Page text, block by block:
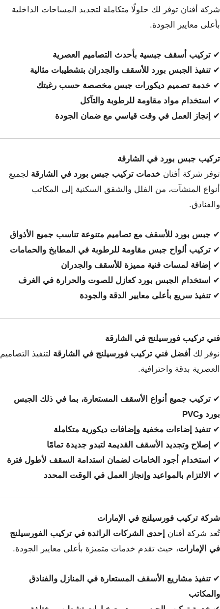
شركة أفنان توفر لك حلولًا متكاملة لتجديد المساحات الداخلية
بأعلى معايير الجودة.
✔ تركيب أسقف جبسية بأحدث التصاميم العصرية
✔ تنفيذ الجبس بورد للأسقف والجدران بتشطيبات مثالية
✔ خدمة تصميم ديكورات جبس مخصصة حسب رغبتك
✔
استخدام مواد مقاومة للرطوبة والتآكل
✔ إنجاز العمل في وقت قياسي مع ضمان الجودة
تركيب جبس بورد في الشارقة
توفر شركة أفنان خدمات تركيب جبس بورد في الشارقة لجميع
أنواع المنشآت، من الفلل والشقق السكنية إلى المكاتب
والفنادق.
✔ جبس بورد للأسقف مع تصاميم متنوعة تناسب جميع الأذواق
✔ تركيب ألواح جبس مقاومة للرطوبة في المطابخ والحمامات
✔ إضافة لمسات فنية مميزة للأسقف والجدران
✔
استخدام الجبس بورد كعازل للصوت والحرارة في الغرف
✔ تنفيذ سريع بأعلى معايير الدقة والجودة
فني تركيب فورسيلنج في الشارقة
نوفر لك أفضل فني تركيب فورسيلنج في الشارقة لتنفيذ التصاميم
العصرية بدقة واحترافية.
✔ تركيب جميع أنواع الأسقف المستعارة، بما في ذلك الجبس
بورد وPVC
✔ تنفيذ إضاءات مخفية وإضافات ديكورية متكاملة
✔ إصلاح وتجديد الأسقف القديمة لتبدو جديدة تمامًا
✔
استخدام أجود الخامات لضمان استدامة السقف لأطول فترة
✔
الالتزام بالمواعيد وإنجاز العمل في الوقت المحدد
شركة تركيب فورسيلنج في الإمارات
تُعد شركة أفنان إحدى الشركات الرائدة في تركيب الفورسيلنج
في الإمارات، حيث تقدم خدمات متميزة بأعلى معايير الجودة.
✔ تنفيذ مشاريع الأسقف المستعارة في المنازل والفنادق
والمكاتب